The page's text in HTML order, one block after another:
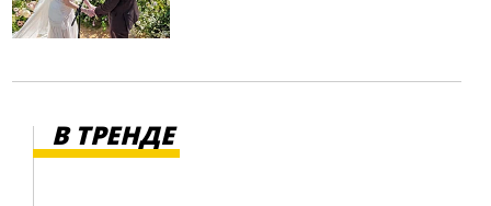
В ТРЕНДЕ